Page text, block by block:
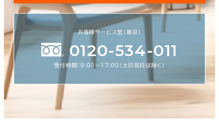
お客様サービス室（東京）
0120-534-011
受付時間：9:00〜17:00（土日祝日は除く）